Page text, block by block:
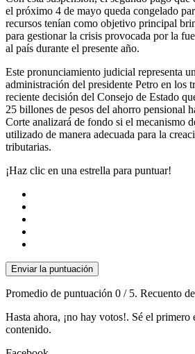
el próximo 4 de mayo queda congelado
recursos tenían como objetivo principal
para gestionar la crisis provocada por la
al país durante el presente año.
Este pronunciamiento judicial representa
administración del presidente Petro en los
reciente decisión del Consejo de Estado
25 billones de pesos del ahorro pensional
Corte analizará de fondo si el mecanismo
utilizado de manera adecuada para la
tributarias.
¡Haz clic en una estrella para puntuar!
Enviar la puntuación
Promedio de puntuación 0 / 5. Recuento
Hasta ahora, ¡no hay votos!. Sé el primero
contenido.